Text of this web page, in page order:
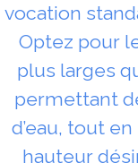
vocation
Optez pour
plus larges
permettant
d’eau, tout
hauteur